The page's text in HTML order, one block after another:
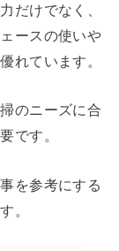
だけでなく、
ースの使いや
れています。
のニーズに合
です。
を参考にする
。